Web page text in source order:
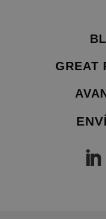
GREAT